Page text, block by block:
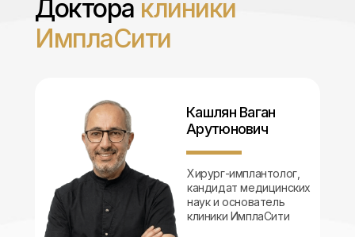
Доктора клиники
ИмплаСити
Кашлян Ваган
Арутюнович
Хирург-имплантолог,
кандидат медицинских
наук и основатель
клиники ИмплаСити